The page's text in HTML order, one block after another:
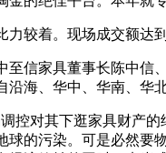
着。现场成交额达到
家具董事长陈中信、
海、华中、华南、华
对其下逛家具财产的
的污染。可是必然要